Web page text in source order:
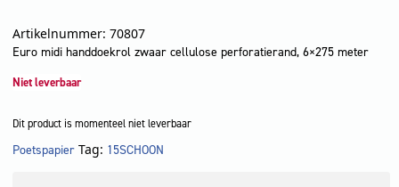
Artikelnummer: 70807
Euro midi handdoekrol zwaar cellulose perforatierand, 6×275 meter
Niet leverbaar
Dit product is momenteel niet leverbaar
LET OP!
Poetspapier Tag: 15SCHOON